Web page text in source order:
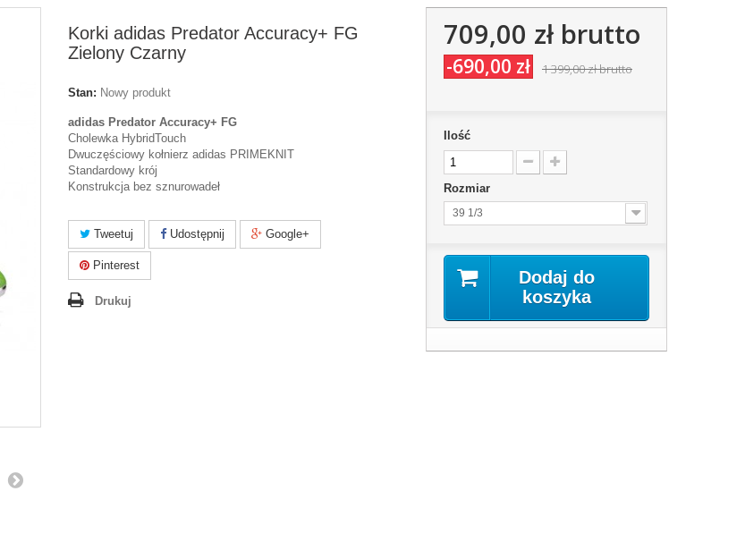
Korki adidas Predator Accuracy+ FG
Zielony Czarny
Stan: Nowy produkt
adidas Predator Accuracy+ FG
Cholewka HybridTouch
Dwuczęściowy kołnierz adidas PRIMEKNIT
Standardowy krój
Konstrukcja bez sznurowadeł
Tweetuj Udostępnij Google+
Pinterest
Drukuj
709,00 złbrutto
-690,00 zł 1 399,00 złbrutto
Ilość
Rozmiar
39 1/3
Dodaj do
koszyka